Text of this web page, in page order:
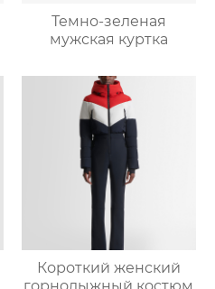
Темно-зеленая
мужская куртка
Короткий женский